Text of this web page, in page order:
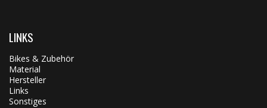
LINKS
Bikes & Zubehör
Material
Hersteller
Links
Sonstiges